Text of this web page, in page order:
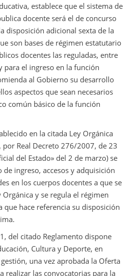
establece que el sistema de
docente será el de concurso
disposición adicional sexta de la
son bases de régimen estatutario
docentes las reguladas, entre
para el ingreso en la función
al Gobierno su desarrollo
aspectos que sean necesarios
común básico de la función
en la citada Ley Orgánica
Real Decreto 276/2007, de 23
del Estado» del 2 de marzo) se
de ingreso, accesos y adquisición
en los cuerpos docentes a que se
y se regula el régimen
hace referencia su disposición
del citado Reglamento dispone
Cultura y Deporte, en
una vez aprobada la Oferta
realizar las convocatorias para la